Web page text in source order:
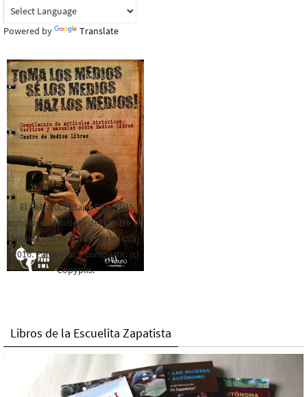
Powered by Translate
El Rebozo, Palapa Editorial,
publica este folleto del Centro de
Medios Libres. Esta es la edición
2016. Para rolar y compartir. (c)
Copyplis.
Libros de la Escuelita Zapatista